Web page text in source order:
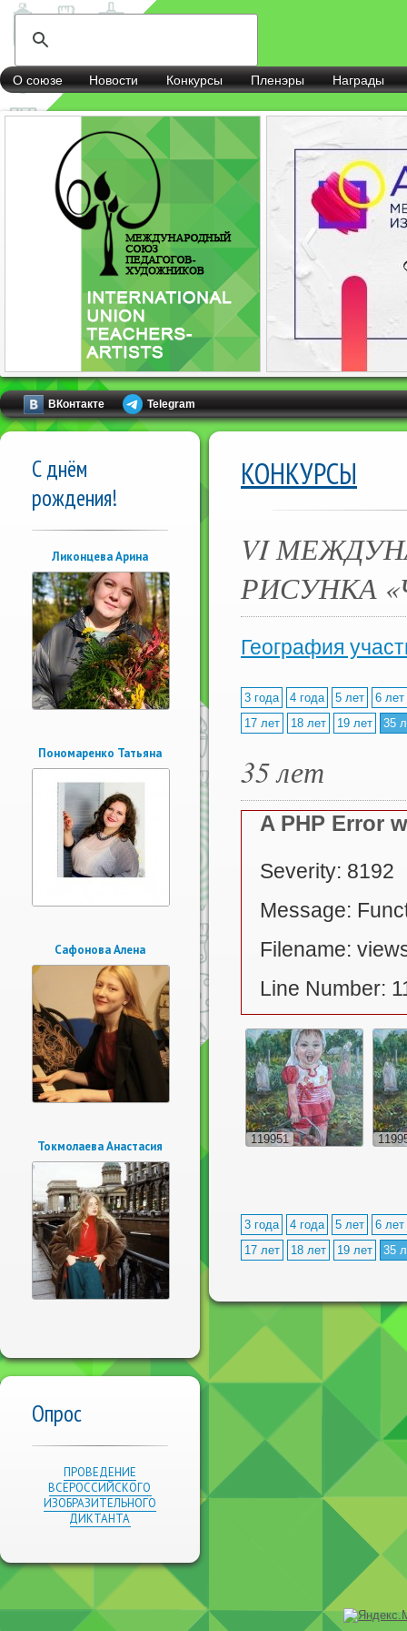
О союзе Новости Конкурсы Пленэры Награды
ВКонтакте Telegram
С днём
рождения!
Ликонцева Арина
Пономаренко Татьяна
Сафонова Алена
Токмолаева Анастасия
Опрос
ПРОВЕДЕНИЕ
ВСЕРОССИЙСКОГО
ИЗОБРАЗИТЕЛЬНОГО
ДИКТАНТА
КОНКУРСЫ
VI
РИСУНКА
География
3 года 4 года 5 лет
6 лет
17 лет
18 лет 19 лет 35
35 лет
A PHP Error
Severity: 8192
Message:
Filename:
Line Number:
119951
3 года 4 года 5 лет
6 лет
17 лет
18 лет 19 лет 35